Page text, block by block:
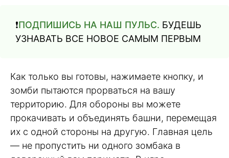
❗️ПОДПИШИСЬ НА НАШ ПУЛЬС. БУДЕШЬ
УЗНАВАТЬ ВСЕ НОВОЕ САМЫМ ПЕРВЫМ
Как только вы готовы, нажимаете кнопку, и
зомби пытаются прорваться на вашу
территорию. Для обороны вы можете
прокачивать и объединять башни, перемещая
их с одной стороны на другую. Главная цель
— не пропустить ни одного зомбака в